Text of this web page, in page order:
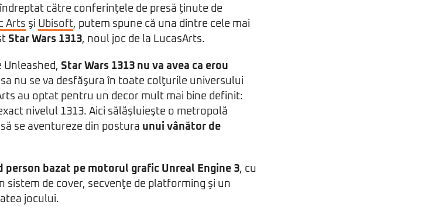
către conferinţele de presă ţinute de
Arts şi Ubisoft, putem spune că una dintre cele mai
Star Wars 1313, noul joc de la LucasArts.
Unleashed, Star Wars 1313 nu va avea ca erou
nu se va desfăşura în toate colţurile universului
au optat pentru un decor mult mai bine definit:
nivelul 1313. Aici sălăşluieşte o metropolă
se aventureze din postura unui vânător de
person bazat pe motorul grafic Unreal Engine 3, cu
sistem de cover, secvenţe de platforming şi un
jocului.